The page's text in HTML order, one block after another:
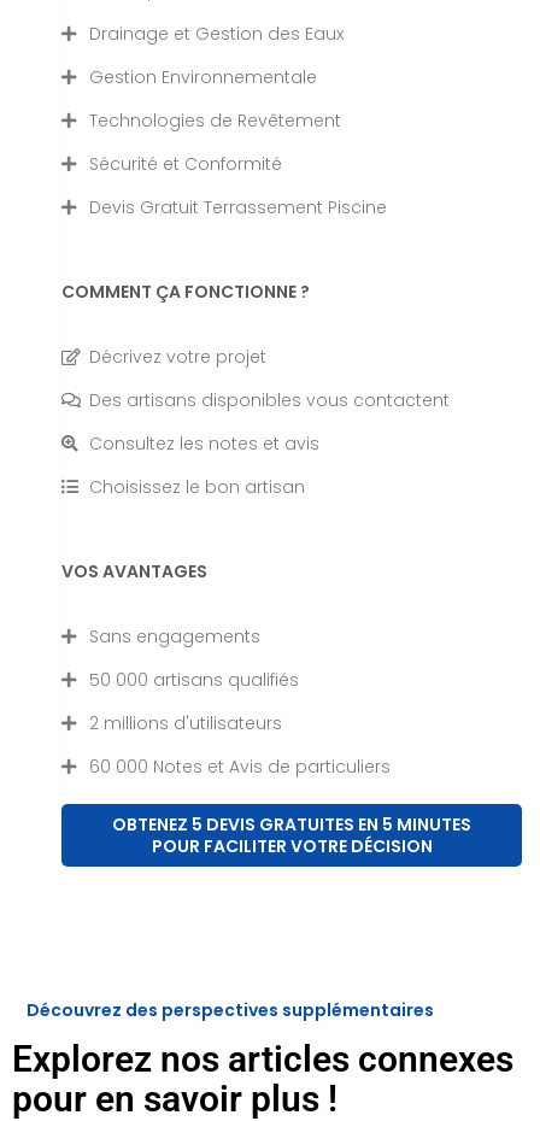
Drainage et Gestion des Eaux
Gestion Environnementale
Technologies de Revêtement
Sécurité et Conformité
Devis Gratuit Terrassement Piscine
COMMENT ÇA FONCTIONNE ?
Décrivez votre projet
Des artisans disponibles vous contactent
Consultez les notes et avis
Choisissez le bon artisan
VOS AVANTAGES
Sans engagements
50 000 artisans qualifiés
2 millions d'utilisateurs
60 000 Notes et Avis de particuliers
OBTENEZ 5 DEVIS GRATUITES EN 5 MINUTES
POUR FACILITER VOTRE DÉCISION
Découvrez des perspectives supplémentaires
Explorez nos articles connexes
pour en savoir plus !